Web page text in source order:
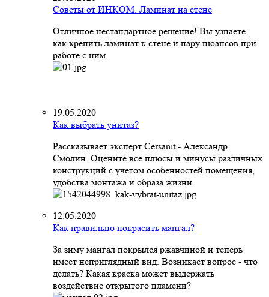
Советы от ИНКОМ. Ламинат на стене
Отличное нестандартное решение! Вы узнаете,
как крепить ламинат к стене и пару нюансов при
работе с ним.
19.05.2020
Как выбрать унитаз?
Рассказывает эксперт Cersanit - Александр
Смолин. Оцените все плюсы и минусы различных
конструкций с учетом особенностей помещения,
удобства монтажа и образа жизни.
12.05.2020
Как правильно покрасить мангал?
За зиму мангал покрылся ржавчиной и теперь
имеет неприглядный вид. Возникает вопрос - что
делать? Какая краска может выдержать
воздействие открытого пламени?